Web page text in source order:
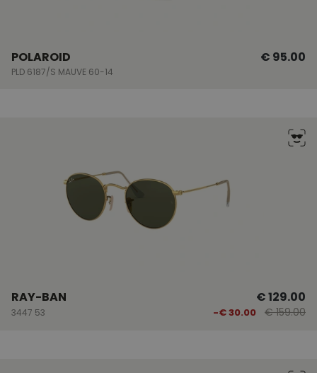
POLAROID
PLD 6187/S MAUVE 60-14
€ 95.00
RAY-BAN
3447 53
€ 129.00
-€ 30.00 € 159.00